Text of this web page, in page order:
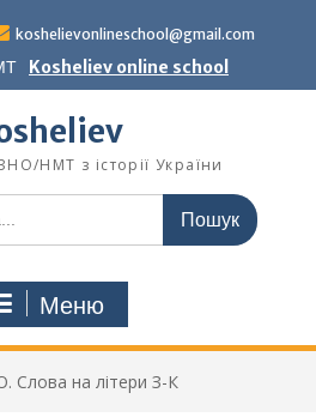
koshelievonlineschool@gmail.com
Kosheliev online school
НМТ з історії України
Меню
Слова на літери З-К